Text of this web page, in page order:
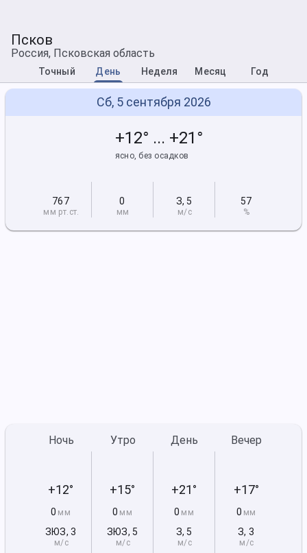
Псков
Россия, Псковская область
Точный День Неделя Месяц Год
Сб, 5 сентября 2026
+12° ... +21°
ясно, без осадков
767
мм рт.ст.
0
мм
З, 5
м/с
57
%
Ночь
+12°
0 мм
ЗЮЗ, 3
м/с
Утро
+15°
0 мм
ЗЮЗ, 5
м/с
День
+21°
0 мм
З, 5
м/с
Вечер
+17°
0 мм
З, 3
м/с